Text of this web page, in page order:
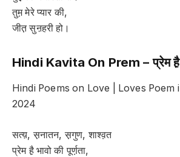
तुम़ मेरे प्यार की,
जीत़ सुऩहरी हो।
Hindi Kavita On Prem –प्रेम है़
Hindi Poems on Love | Loves Poem
2024
सत्य़, स़नातन, स़गुण, शाश्व़त
प्रेम है़ भावो की पूर्ण़ता,